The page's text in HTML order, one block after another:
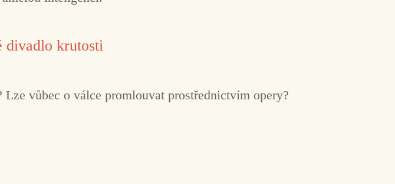
divadlo krutosti
vůbec o válce promlouvat prostřednictvím opery?